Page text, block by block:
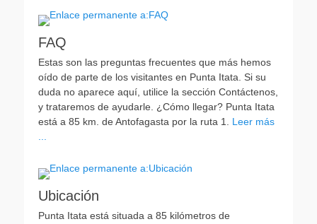
FAQ
Estas son las preguntas frecuentes que más hemos
oído de parte de los visitantes en Punta Itata. Si su
duda no aparece aquí, utilice la sección Contáctenos,
y trataremos de ayudarle. ¿Cómo llegar? Punta Itata
está a 85 km. de Antofagasta por la ruta 1. Leer más
Ubicación
Punta Itata está situada a 85 kilómetros de